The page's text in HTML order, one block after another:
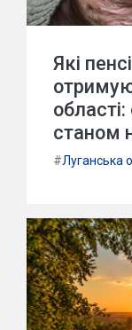
Які
області:
станом
#Луганська